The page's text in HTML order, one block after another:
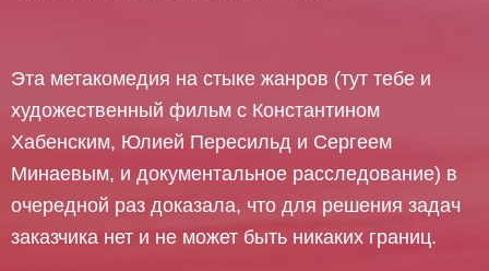
Эта метакомедия на стыке жанров (тут тебе и
художественный фильм с Константином
Хабенским, Юлией Пересильд и Сергеем
Минаевым, и документальное расследование) в
очередной раз доказала, что для решения задач
заказчика нет и не может быть никаких границ.